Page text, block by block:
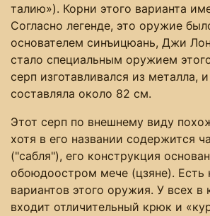
талию»). Корни этого варианта
Согласно легенде, это оружие
основателем синъицюань, Джи
стало специальным оружием
серп изготавливался из металла,
составляла около 82 см.
Этот серп по внешнему виду
хотя в его названии содержится
("сабля"), его конструкция
обоюдоостром мече (цзяне). Есть
вариантов этого оружия. У всех в
входит отличительный крюк и